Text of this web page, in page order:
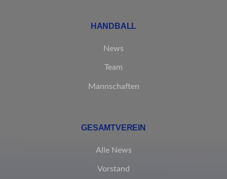
HANDBALL
News
Team
Mannschaften
GESAMTVEREIN
Alle News
Vorstand